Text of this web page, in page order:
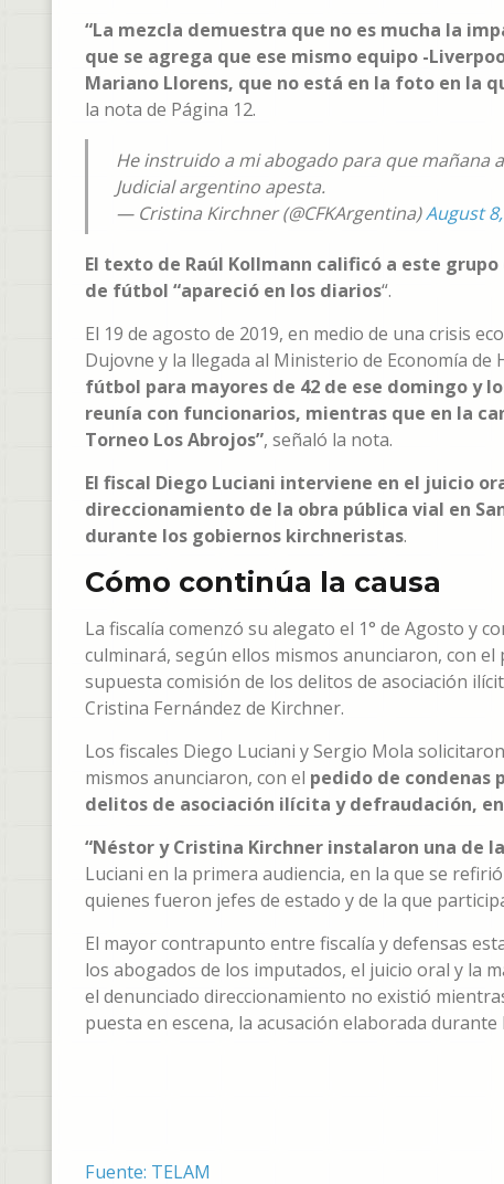
“La mezcla demuestra que no es mucha la
que se agrega que ese mismo equipo -
Mariano Llorens, que no está en la foto en la
la nota de Página 12.
He instruido a mi abogado para que mañana
Judicial argentino apesta.
— Cristina Kirchner (@CFKArgentina)August
El texto de Raúl Kollmann calificó a este
de fútbol “apareció en los diarios“.
El 19 de agosto de 2019, en medio de una crisis
Dujovne y la llegada al Ministerio de Economía de
fútbol para mayores de 42 de ese domingo y
reunía con funcionarios, mientras que en la
Torneo Los Abrojos”, señaló la nota.
El fiscal Diego Luciani interviene en el juicio
direccionamiento de la obra pública vial en
durante los gobiernos kirchneristas.
Cómo continúa la causa
La fiscalía comenzó su alegato el 1° de Agosto y
culminará, según ellos mismos anunciaron, con
supuesta comisión de los delitos de asociación
Cristina Fernández de Kirchner.
Los fiscales Diego Luciani y Sergio Mola
mismos anunciaron, con el pedido de condenas
delitos de asociación ilícita y defraudación,
“Néstor y Cristina Kirchner instalaron una de
Luciani en la primera audiencia, en la que se
quienes fueron jefes de estado y de la que
El mayor contrapunto entre fiscalía y defensas
los abogados de los imputados, el juicio oral y la
el denunciado direccionamiento no existió
puesta en escena, la acusación elaborada
Fuente: TELAM